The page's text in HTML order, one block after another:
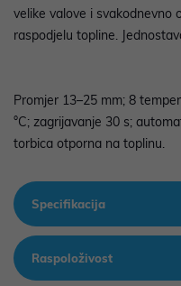
velike valove i svakodnevno
raspodjelu topline.
Promjer 13–25 mm; 8
°C; zagrijavanje 30 s;
torbica otporna na toplinu.
Specifikacija
Raspoloživost